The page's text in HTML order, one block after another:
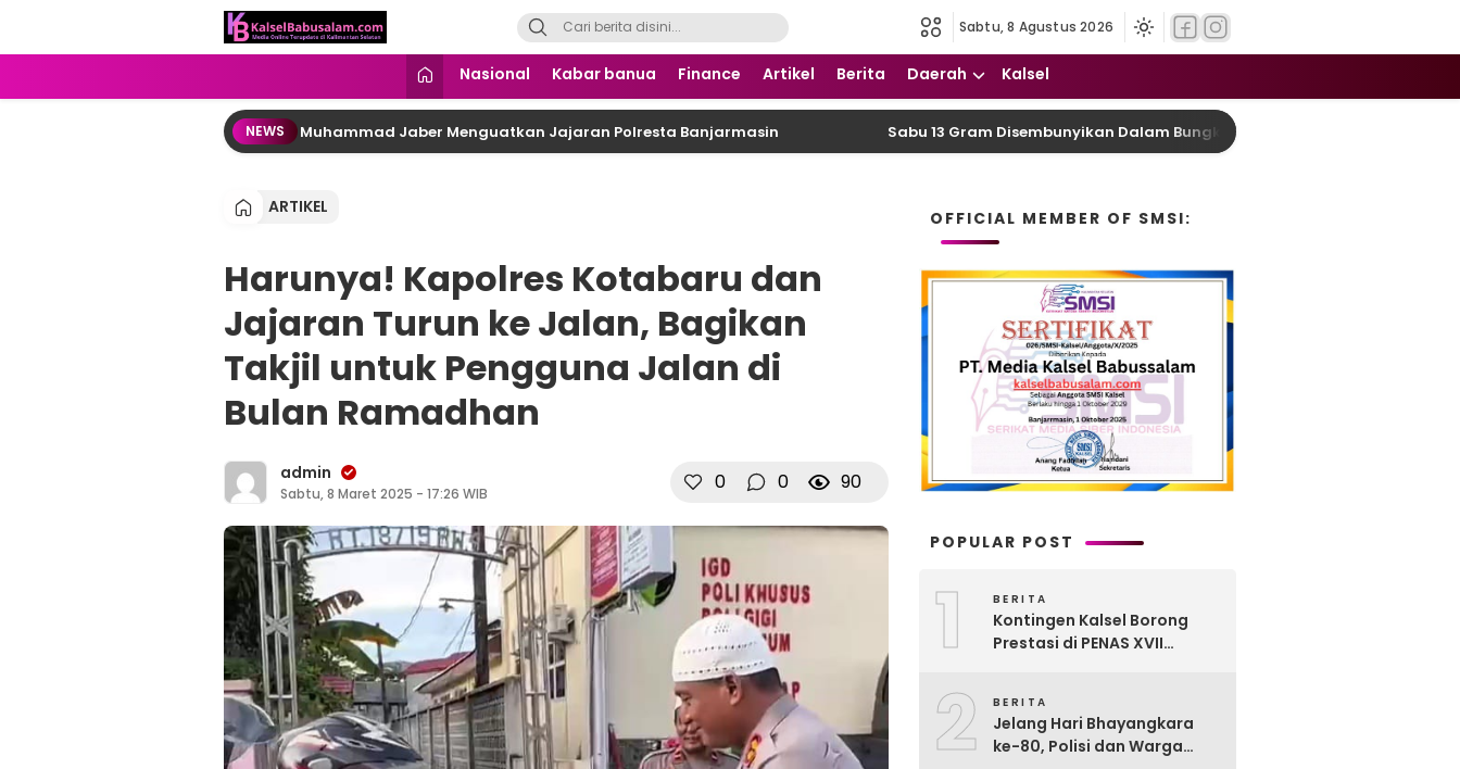
Menyuarakan Kalsel, Menginspirasi Nusantara
Sabtu, 8 Agustus 2026
Nasional Kabar banua Finance Artikel Berita Daerah Kalsel
NEWS
Al Muhtadin, Doa Syeikh Muhammad Jaber Menguatkan Jajaran Polresta Banjarmasin Sabu 13 Gram Disembunyikan Dalam Bungkus Makanan, Pria di Jaro Tabalong
ARTIKEL
Harunya! Kapolres Kotabaru dan
Jajaran Turun ke Jalan, Bagikan
Takjil untuk Pengguna Jalan di
Bulan Ramadhan
admin
Sabtu, 8 Maret 2025 - 17:26 WIB 0 0 90
OFFICIAL MEMBER OF SMSI:
POPULAR POST
1 BERITA
Kontingen Kalsel Borong
Prestasi di PENAS XVII
Juara Nasional
2 BERITA
Jelang Hari Bhayangkara
ke-80, Polisi dan Warga